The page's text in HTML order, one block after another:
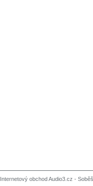
Internetový obchod Audio3.cz -